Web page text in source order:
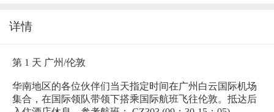
详情
第 1 天 广州/伦敦
华南地区的各位伙伴们当天指定时间在广州白云国际机场
集合，在国际领队带领下搭乘国际航班飞往伦敦。抵达后